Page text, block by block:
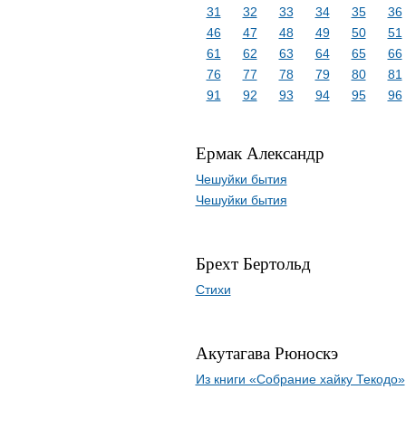
31
32 33 34 35 36
46
47 48 49 50 51
61
62 63 64 65 66
76
77 78 79 80 81
91
92 93 94 95 96
Ермак Александр
Чешуйки бытия
Чешуйки бытия
Брехт Бертольд
Стихи
Акутагава Рюноскэ
Из книги «Собрание хайку Текодо»